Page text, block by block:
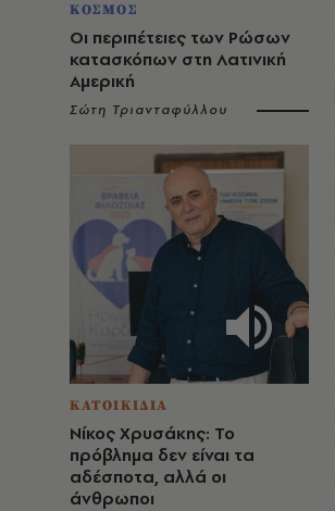
ΚΟΣΜΟΣ
Οι περιπέτειες των Ρώσων
κατασκόπων στη Λατινική
Αμερική
Σώτη Τριανταφύλλου
ΚΑΤΟΙΚΙΔΙΑ
Νίκος Χρυσάκης: Το
πρόβλημα δεν είναι τα
αδέσποτα, αλλά οι
άνθρωποι